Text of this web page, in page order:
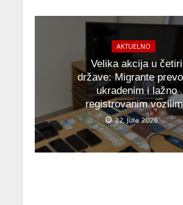
AKTUELNO
Velika akcija u četiri
države: Migrante
ukradenim i lažno
registrovanim
22. Jula 2026.